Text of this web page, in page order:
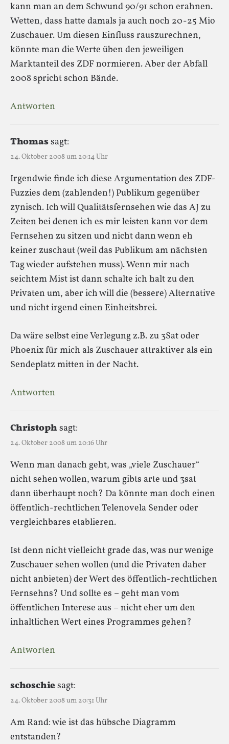
kann man an dem Schwund 90/91 schon erahnen.
Wetten, dass hatte damals ja auch noch 20-25 Mio
Zuschauer. Um diesen Einfluss rauszurechnen,
könnte man die Werte üben den jeweiligen
Marktanteil des ZDF normieren. Aber der Abfall
2008 spricht schon Bände.
Antworten
Thomassagt:
24. Oktober 2008 um 20:14 Uhr
Irgendwie finde ich diese Argumentation des ZDF-
Fuzzies dem (zahlenden!) Publikum gegenüber
zynisch. Ich will Qualitätsfernsehen wie das AJ zu
Zeiten bei denen ich es mir leisten kann vor dem
Fernsehen zu sitzen und nicht dann wenn eh
keiner zuschaut (weil das Publikum am nächsten
Tag wieder aufstehen muss). Wenn mir nach
seichtem Mist ist dann schalte ich halt zu den
Privaten um, aber ich will die (bessere) Alternative
und nicht irgend einen Einheitsbrei.
Da wäre selbst eine Verlegung z.B. zu 3Sat oder
Phoenix für mich als Zuschauer attraktiver als ein
Sendeplatz mitten in der Nacht.
Antworten
Christoph sagt:
24. Oktober 2008 um 20:16 Uhr
Wenn man danach geht, was „viele Zuschauer“
nicht sehen wollen, warum gibts arte und 3sat
dann überhaupt noch? Da könnte man doch einen
öffentlich-rechtlichen Telenovela Sender oder
vergleichbares etablieren.
Ist denn nicht vielleicht grade das, was nur wenige
Zuschauer sehen wollen (und die Privaten daher
nicht anbieten) der Wert des öffentlich-rechtlichen
Fernsehns? Und sollte es – geht man vom
öffentlichen Interese aus – nicht eher um den
inhaltlichen Wert eines Programmes gehen?
Antworten
schoschiesagt:
24. Oktober 2008 um 20:31 Uhr
Am Rand: wie ist das hübsche Diagramm
entstanden?